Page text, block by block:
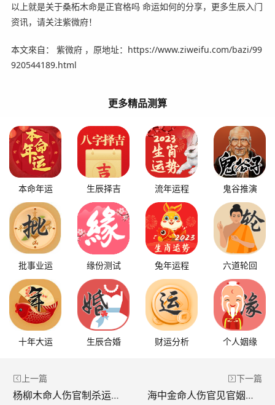
以上就是关于桑柘木命是正官格吗 命运如何的分享，更多生辰入门
资讯，请关注紫微府！
本文來自： 紫微府 ，原地址：https://www.ziweifu.com/bazi/99
920544189.html
更多精品测算
本命年运 生辰择吉 流年运程 鬼谷推演
批事业运 缘份测试 兔年运程 六道轮回
十年大运 生辰合婚 财运分析 个人姻缘
上一篇
杨柳木命人伤官制杀运势解析 会有好姻缘吗
下一篇
海中金命人伤官见官姻缘解析 会有好姻缘吗